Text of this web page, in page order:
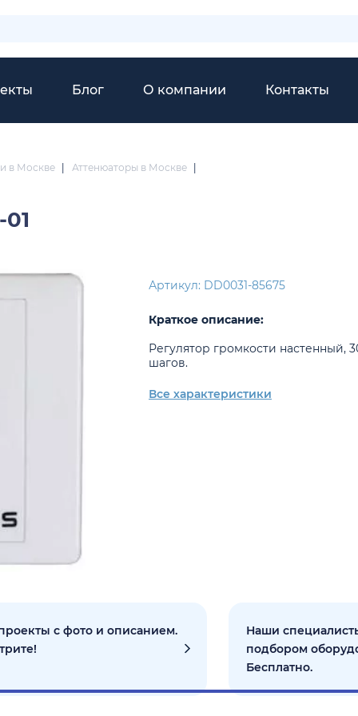
Блог О компании Контакты
в Москве Аттенюаторы в Москве
Артикул: DD0031-85675
Краткое описание:
Регулятор громкости настенный,
шагов.
Все характеристики
с фото и описанием.
Наши
подбором
Бесплатно.